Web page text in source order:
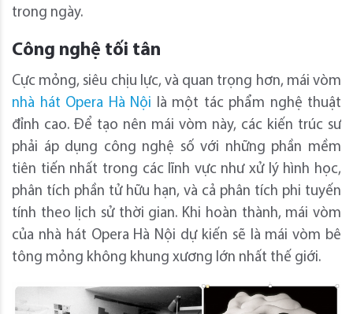
trong ngày.
Công nghệ tối tân
Cực mỏng, siêu chịu lực, và quan trọng hơn, mái vòm
nhà hát Opera Hà Nội là một tác phẩm nghệ thuật
đỉnh cao. Để tạo nên mái vòm này, các kiến trúc sư
phải áp dụng công nghệ số với những phần mềm
tiên tiến nhất trong các lĩnh vực như xử lý hình học,
phân tích phần tử hữu hạn, và cả phân tích phi tuyến
tính theo lịch sử thời gian. Khi hoàn thành, mái vòm
của nhà hát Opera Hà Nội dự kiến sẽ là mái vòm bê
tông mỏng không khung xương lớn nhất thế giới.